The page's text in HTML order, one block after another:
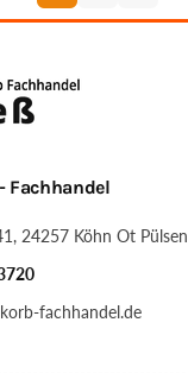
Fachhandel
24257 Köhn Ot Pülsen
fachhandel.de